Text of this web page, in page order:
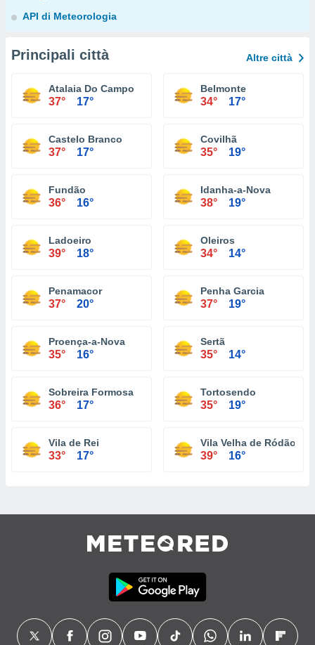
API di Meteorologia
Principali città Altre città
Atalaia Do Campo
37° 17°
Belmonte
34° 17°
Castelo Branco
37° 17°
Covilhã
35° 19°
Fundão
36° 16°
Idanha-a-Nova
38° 19°
Ladoeiro
39° 18°
Oleiros
34° 14°
Penamacor
37° 20°
Penha Garcia
37° 19°
Proença-a-Nova
35° 16°
Sertã
35° 14°
Sobreira Formosa
36° 17°
Tortosendo
35° 19°
Vila de Rei
33° 17°
Vila Velha de Ródão
39° 16°